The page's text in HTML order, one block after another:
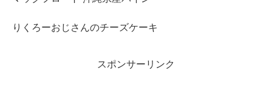
りくろーおじさんのチーズケーキ
スポンサーリンク